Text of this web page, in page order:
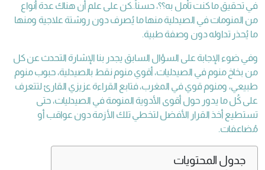
في تحقيق ما كنت تأمل به؟؟، حسناً..كن على علم أن هناك عدة أنواع
من المنومات في الصيدلية منها ما يُصرف دون روشتة علاجية ومنها
ما يُحذر تداوله دون وصفة طبية.
وفي ضوء الإجابة على السؤال السابق يجدر بنا الإشارة التحدث عن كل
من بخاخ منوم في الصيدليات، أقوي منوم نقط بالصيدلية، حبوب منوم
طبيعي، ومنوم قوي في المغرب، فتابع القراءة عزيزي القارئ لتتعرف
على كُل ما يدور حول أقوى الأدوية المنومة في الصيدليات، حتى
تستطيع أخذ القرار الأفضل لتخطي تلك الأزمة دون عواقب أو
مُضاعفات.
جدول المحتويات